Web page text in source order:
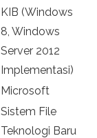
KIB (Windows
8, Windows
Server 2012
Implementasi)
Microsoft
Sistem File
Teknologi Baru